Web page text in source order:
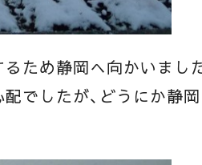
ため静岡へ向かいまし
でしたが、どうにか静